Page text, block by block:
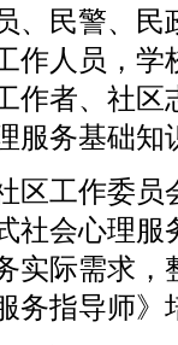
、民警、
作人员，
作者、社
服务基础知
工作委员
社会心理
实际需求
务指导师》